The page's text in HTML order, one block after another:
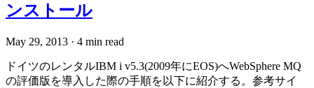
ンストール
May 29, 2013 · 4 min read
ドイツのレンタルIBM i v5.3(2009年にEOS)へWebSphere MQ
の評価版を導入した際の手順を以下に紹介する。参考サイ